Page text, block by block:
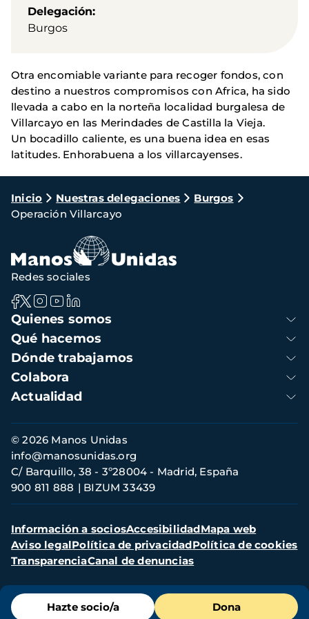
Delegación
Burgos
Otra encomiable variante para recoger fondos, con
destino a nuestros compromisos con Africa, ha sido
llevada a cabo en la norteña localidad burgalesa de
Villarcayo en las Merindades de Castilla la Vieja.
Un bocadillo caliente, es una buena idea en esas
latitudes. Enhorabuena a los villarcayenses.
Ruta
de
navegación
Inicio Nuestras delegaciones
Burgos
Operación Villarcayo
Menú
de
Hazte socio/a Dona
Navegación
principal
Quienes somos
Qué hacemos
Dónde trabajamos
Colabora
Actualidad
Redes sociales
Información
de
contacto
© 2026 Manos Unidas
C/ Barquillo, 38 - 3º28004 - Madrid, España
900 811 888
BIZUM 33439
info@manosunidas.org
Menú
secundario
Información a sociosAccesibilidadMapa web
Aviso legalPolítica de privacidadPolítica de cookies
TransparenciaCanal de denuncias